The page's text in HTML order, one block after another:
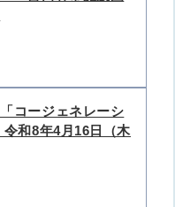
コージェネレーシ
和8年4月16日（木